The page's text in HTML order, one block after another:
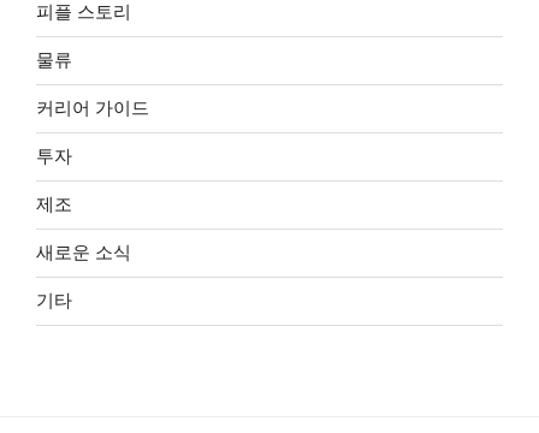
피플 스토리
물류
커리어 가이드
투자
제조
새로운 소식
기타